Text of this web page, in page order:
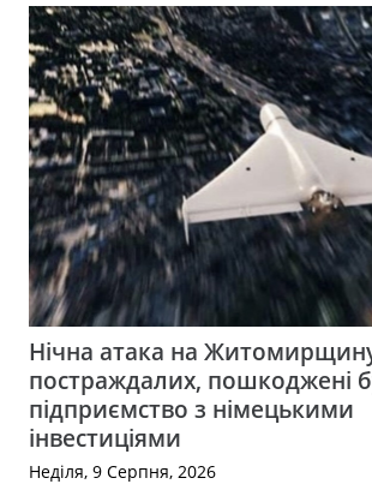
Нічна атака на
постраждалих, пошкоджені
підприємство з німецькими
інвестиціями
Неділя, 9 Серпня, 2026